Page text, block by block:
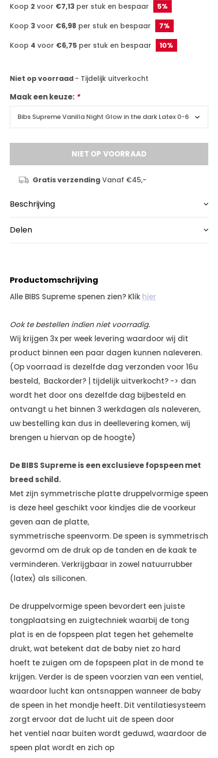
Koop 2 voor €7,13 per stuk en bespaar
5%
Koop 3 voor €6,98 per stuk en bespaar
7%
Koop 4 voor €6,75 per stuk en bespaar 10%
Niet op voorraad - Tijdelijk uitverkocht
Maak een keuze: *
NIET OP VOORRAAD
Gratis verzendingVanaf €45,-
Beschrijving
Delen
Productomschrijving
Alle BIBS Supreme spenen zien? Klik hier
Ook te bestellen indien niet voorradig.
Wij krijgen 3x per week levering waardoor wij dit
product binnen een paar dagen kunnen naleveren.
(Op voorraad is dezelfde dag verzonden voor 16u
besteld, Backorder? | tijdelijk uitverkocht? -> dan
wordt het door ons dezelfde dag bijbesteld en
ontvangt u het binnen 3 werkdagen als naleveren,
uw bestelling kan dus in deellevering komen, wij
brengen u hiervan op de hoogte)
De BIBS Supreme is een exclusieve fopspeen met
breed schild.
Met zijn symmetrische platte druppelvormige speen
is deze heel geschikt voor kindjes die de voorkeur
geven aan de platte,
symmetrische speenvorm. De speen is symmetrisch
gevormd om de druk op de tanden en de kaak te
verminderen. Verkrijgbaar in zowel natuurrubber
(latex) als siliconen.
De druppelvormige speen bevordert een juiste
tongplaatsing en zuigtechniek waarbij de tong
plat is en de fopspeen plat tegen het gehemelte
drukt, wat betekent dat de baby niet zo hard
hoeft te zuigen om de fopspeen plat in de mond te
krijgen. Verder is de speen voorzien van een ventiel,
waardoor lucht kan ontsnappen wanneer de baby
de speen in het mondje heeft. Dit ventilatiesysteem
zorgt ervoor dat de lucht uit de speen door
het ventiel naar buiten wordt geduwd, waardoor de
speen plat wordt en zich op